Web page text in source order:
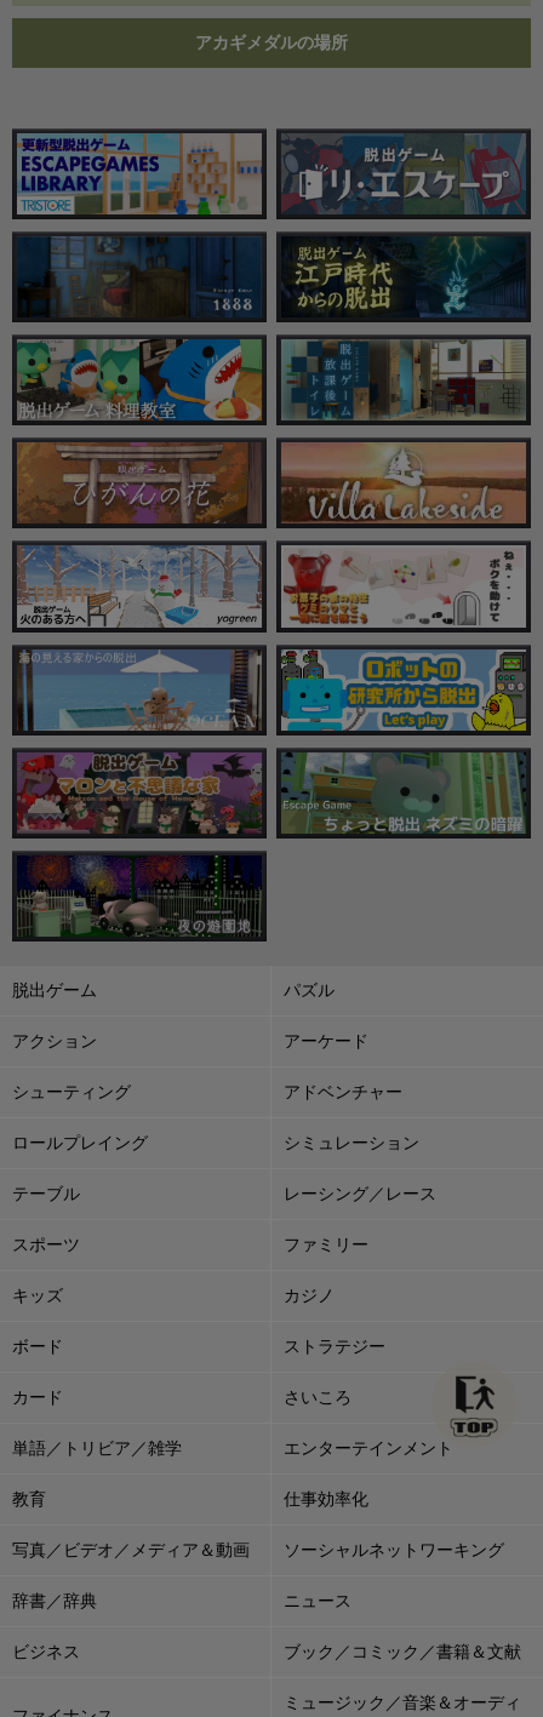
アカギメダルの場所
脱出ゲーム パズル
アクション アーケード
シューティング アドベンチャー
ロールプレイング シミュレーション
テーブル レーシング／レース
スポーツ ファミリー
キッズ カジノ
ボード ストラテジー
カード さいころ
単語／トリビア／雑学 エンターテインメント
教育 仕事効率化
写真／ビデオ／メディア＆動画 ソーシャルネットワーキング
辞書／辞典 ニュース
ビジネス ブック／コミック／書籍＆文献
ミュージック／音楽＆オーディ